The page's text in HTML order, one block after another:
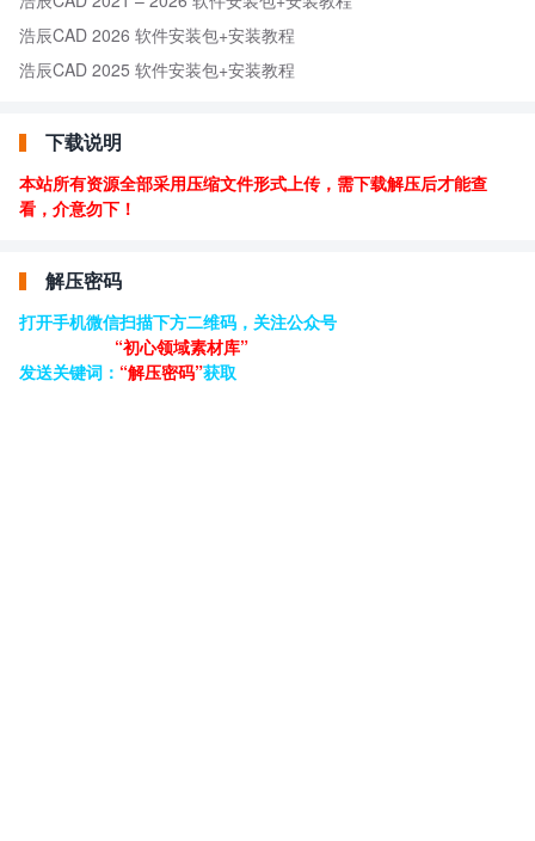
浩辰CAD 2026 软件安装包+安装教程
浩辰CAD 2025 软件安装包+安装教程
下载说明
本站所有资源全部采用压缩文件形式上传，需下载解压后才能查
看，介意勿下！
解压密码
打开手机微信扫描下方二维码，关注公众号
“初心领域素材库”
发送关键词： “解压密码”获取